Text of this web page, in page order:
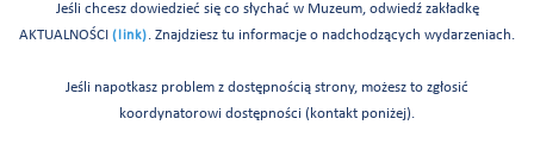
Jeśli chcesz dowiedzieć się co słychać w Muzeum, odwiedź zakładkę
AKTUALNOŚCI(link). Znajdziesz tu informacje o nadchodzących wydarzeniach.
Jeśli napotkasz problem z dostępnością strony, możesz to zgłosić
koordynatorowi dostępności (kontakt poniżej).